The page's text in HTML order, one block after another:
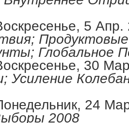
5
Глобальное
30
Усиление
24
2008